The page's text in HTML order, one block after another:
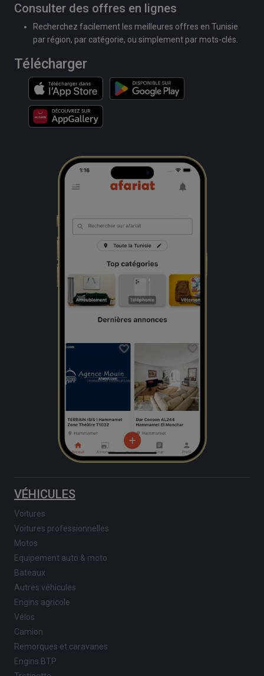
Consulter des offres en lignes
Recherchez facilement les meilleures offres en Tunisie
par région, par catégorie, ou simplement par mots-clés.
Télécharger
VÉHICULES
Voitures
Voitures professionnelles
Motos
Equipement auto & moto
Bateaux
Autres véhicules
Engins agricole
Vélos
Camion
Remorques et caravanes
Engins BTP